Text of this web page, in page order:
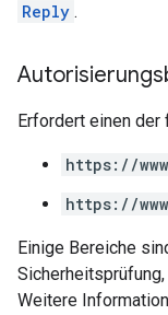
Reply .
Erfordert einen der
https://
https://
Einige Bereiche
Weitere